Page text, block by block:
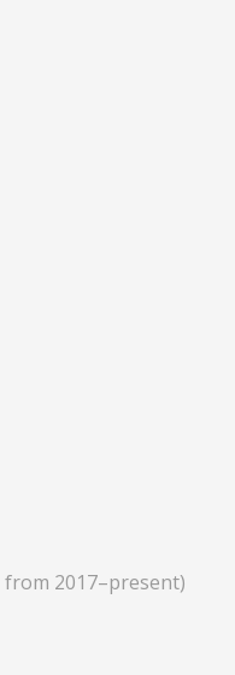
2017–present)